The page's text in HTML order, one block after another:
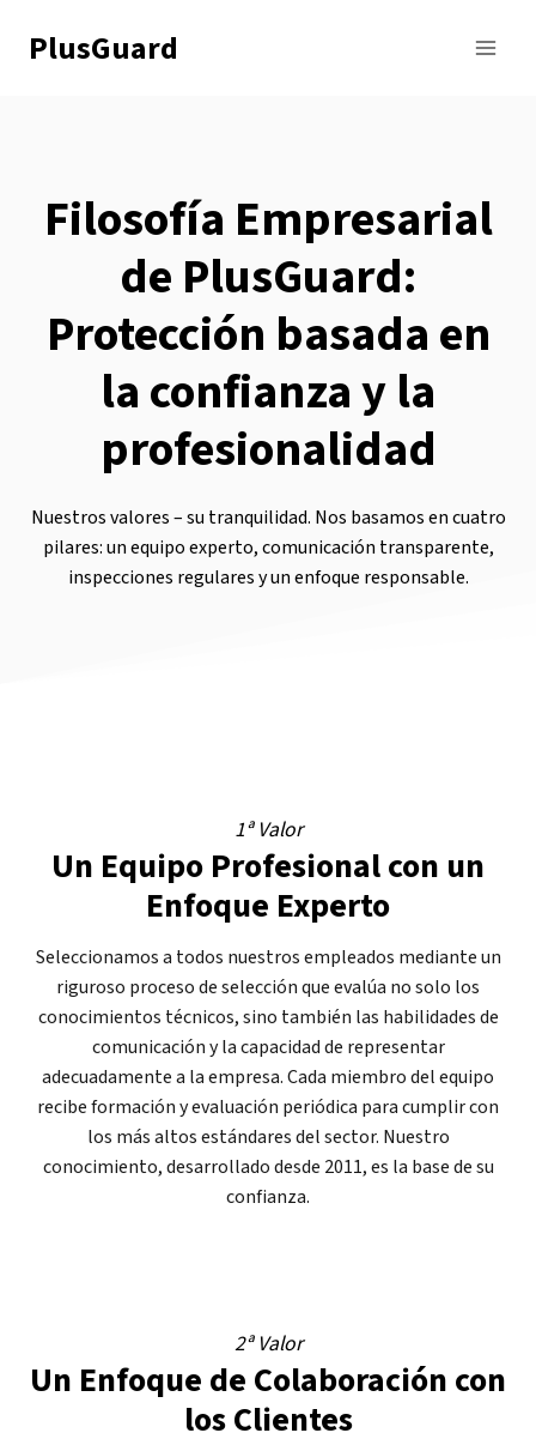
PlusGuard
Filosofía Empresarial
de PlusGuard:
Protección basada en
la confianza y la
profesionalidad
Nuestros valores – su tranquilidad. Nos basamos en cuatro
pilares: un equipo experto, comunicación transparente,
inspecciones regulares y un enfoque responsable.
1ª Valor
Un Equipo Profesional con un
Enfoque Experto
Seleccionamos a todos nuestros empleados mediante un
riguroso proceso de selección que evalúa no solo los
conocimientos técnicos, sino también las habilidades de
comunicación y la capacidad de representar
adecuadamente a la empresa. Cada miembro del equipo
recibe formación y evaluación periódica para cumplir con
los más altos estándares del sector. Nuestro
conocimiento, desarrollado desde 2011, es la base de su
confianza.
2ª Valor
Un Enfoque de Colaboración con
los Clientes